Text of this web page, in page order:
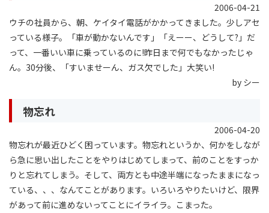
2006-04-21
ウチの社員から、朝、ケイタイ電話がかかってきました。少しアセ
っている様子。「車が動かないんです」「えーー、どうして?」だ
って、一番いい車に乗っているのに!昨日まで何でもなかったじゃ
ん。30分後、「すいませーん、ガス欠でした」大笑い!
by シー
物忘れ
2006-04-20
物忘れが最近ひどく困っています。物忘れというか、何かをしなが
ら急に思い出したことをやりはじめてしまって、前のことをすっか
りと忘れてしまう。そして、両方とも中途半端になったままになっ
ている、、、なんてことがあります。いろいろやりたいけど、限界
があって前に進めないってことにイライラ。こまった。